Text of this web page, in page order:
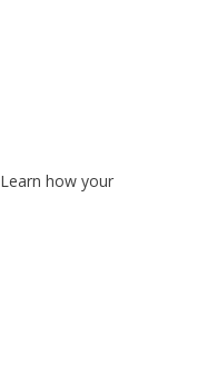
Learn how your